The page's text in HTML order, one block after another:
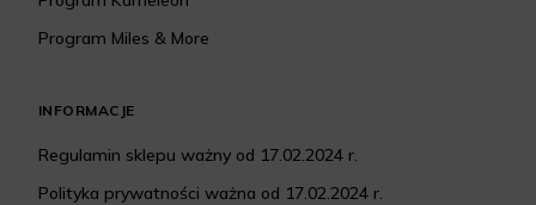
Program Miles & More
INFORMACJE
Regulamin sklepu ważny od 17.02.2024 r.
Polityka prywatności ważna od 17.02.2024 r.